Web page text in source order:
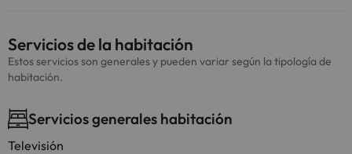
Servicios de la habitación
Estos servicios son generales y pueden variar según la tipología de
habitación.
Servicios generales habitación
Televisión